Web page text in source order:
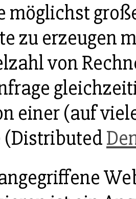
möglichst
zu erzeugen
von
einer (auf